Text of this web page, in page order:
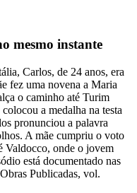
mesmo instante
Carlos, de 24 anos, era
fez uma novena a Maria
o caminho até Turim
a medalha na testa
pronunciou a palavra
A mãe cumpriu o voto
Valdocco, onde o jovem
está documentado nas
Publicadas, vol.